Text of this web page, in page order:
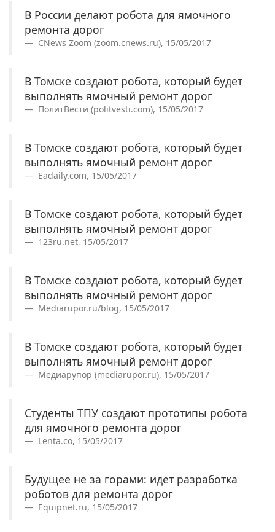
В России делают робота для ямочного
ремонта дорог
CNews Zoom (zoom.cnews.ru), 15/05/2017
В Томске создают робота, который будет
выполнять ямочный ремонт дорог
ПолитВести (politvesti.com), 15/05/2017
В Томске создают робота, который будет
выполнять ямочный ремонт дорог
Eadaily.com, 15/05/2017
В Томске создают робота, который будет
выполнять ямочный ремонт дорог
123ru.net, 15/05/2017
В Томске создают робота, который будет
выполнять ямочный ремонт дорог
Mediarupor.ru/blog, 15/05/2017
В Томске создают робота, который будет
выполнять ямочный ремонт дорог
Медиарупор (mediarupor.ru), 15/05/2017
Студенты ТПУ создают прототипы робота
для ямочного ремонта дорог
Lenta.co, 15/05/2017
Будущее не за горами: идет разработка
роботов для ремонта дорог
Equipnet.ru, 15/05/2017